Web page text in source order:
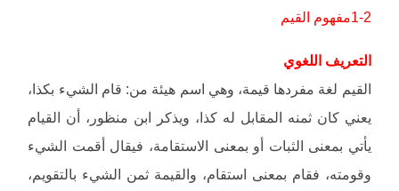
1-2مفهوم القيم
التعريف اللغوي
القيم لغة مفردها قيمة، وهي اسم هيئة من: قام الشيء بكذا،
يعني كان ثمنه المقابل له كذا، ويذكر ابن منظور، أن القيام
يأتي بمعنى الثبات أو بمعنى الاستقامة، فيقال أقمت الشيء
وقومته، فقام بمعنى استقام، والقيمة ثمن الشيء بالتقويم،